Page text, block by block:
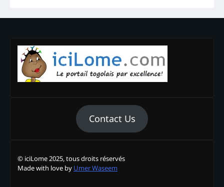
Contact Us
© iciLome 2025, tous droits réservés
Made with love by Umer Waseem